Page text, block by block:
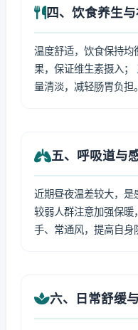
四、饮食养生
温度舒适，饮食保持均
果，保证维生素摄入
量清淡，减轻肠胃负担。
五、呼吸道与
近期昼夜温差较大，是
较弱人群注意加强保暖
手、常通风，提高自身
六、日常舒缓